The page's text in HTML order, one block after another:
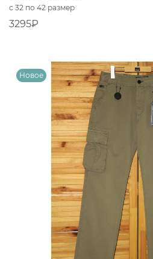
с 32 по 42 размер
3295₽